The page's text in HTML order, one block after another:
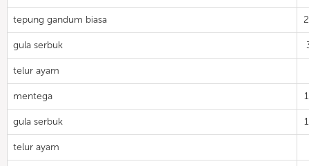
tepung gandum biasa
gula serbuk
telur ayam
mentega
gula serbuk
telur ayam